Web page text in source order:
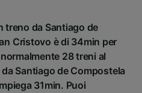
treno da Santiago de
Cristovo è di 34min per
28 treni al
Santiago de Compostela
31min. Puoi